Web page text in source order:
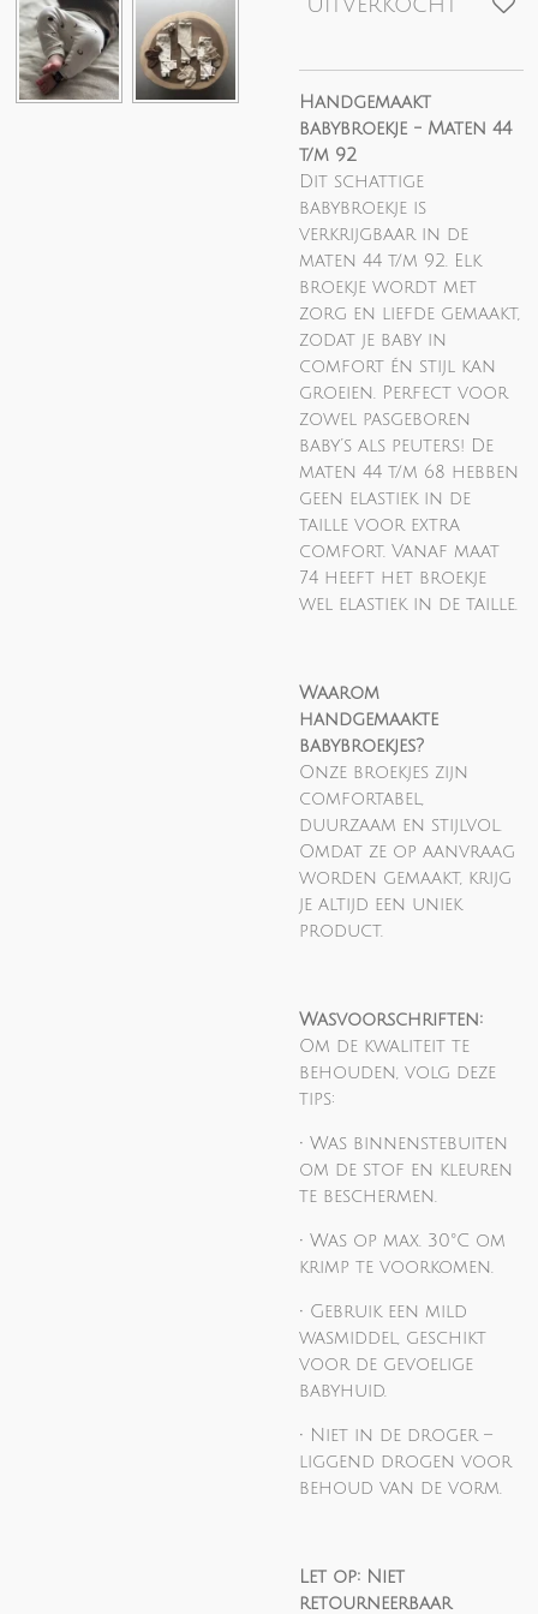
Uitverkocht
Handgemaakt
babybroekje - Maten 44
t/m 92
Dit schattige
babybroekje is
verkrijgbaar in de
maten 44 t/m 92. Elk
broekje wordt met
zorg en liefde gemaakt,
zodat je baby in
comfort én stijl kan
groeien. Perfect voor
zowel pasgeboren
baby’s als peuters! De
maten 44 t/m 68 hebben
geen elastiek in de
taille voor extra
comfort. Vanaf maat
74 heeft het broekje
wel elastiek in de taille.
Waarom
handgemaakte
babybroekjes?
Onze broekjes zijn
comfortabel,
duurzaam en stijlvol.
Omdat ze op aanvraag
worden gemaakt, krijg
je altijd een uniek
product.
Wasvoorschriften:
Om de kwaliteit te
behouden, volg deze
tips:
• Was binnenstebuiten
om de stof en kleuren
te beschermen.
• Was op max. 30°C om
krimp te voorkomen.
• Gebruik een mild
wasmiddel, geschikt
voor de gevoelige
babyhuid.
• Niet in de droger –
liggend drogen voor
behoud van de vorm.
Let op: Niet
retourneerbaar